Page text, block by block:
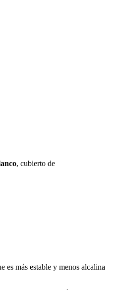
, cubierto de
es más estable y menos alcalina